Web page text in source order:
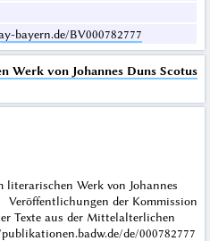
bayern.de/BV000782777
Werk von Johannes Duns Scotus
Werk von Johannes
der Kommission
Texte aus der Mittelalterlichen
de/000782777